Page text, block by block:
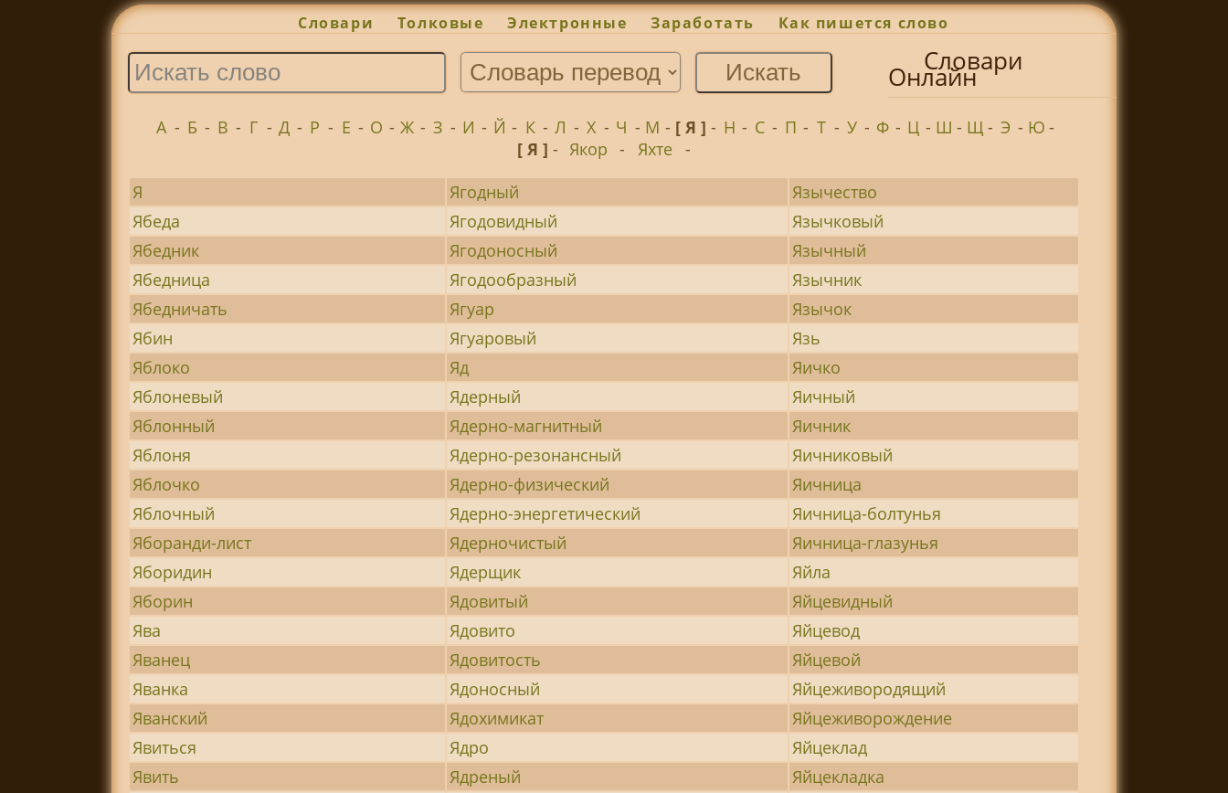
Словари Толковые Электронные Заработать Как пишется слово
Словари
Онлайн
А - Б - В - Г - Д - Р - Е - О - Ж - З - И - Й - К - Л - Х - Ч - М - [ Я ]- Н - С - П - Т - У - Ф - Ц - Ш - Щ- Э - Ю-
[ Я ]- Якор - Яхте
-
Я
Ягодный
Язычество
Ябеда
Ягодовидный
Язычковый
Ябедник
Ягодоносный
Язычный
Ябедница
Ягодообразный
Язычник
Ябедничать
Ягуар
Язычок
Ябин
Ягуаровый
Язь
Яблоко
Яд
Яичко
Яблоневый
Ядерный
Яичный
Яблонный
Ядерно-магнитный
Яичник
Яблоня
Ядерно-резонансный
Яичниковый
Яблочко
Ядерно-физический
Яичница
Яблочный
Ядерно-энергетический
Яичница-болтунья
Яборанди-лист
Ядерночистый
Яичница-глазунья
Яборидин
Ядерщик
Яйла
Яборин
Ядовитый
Яйцевидный
Ява
Ядовито
Яйцевод
Яванец
Ядовитость
Яйцевой
Яванка
Ядоносный
Яйцеживородящий
Яванский
Ядохимикат
Яйцеживорождение
Явиться
Ядро
Яйцеклад
Явить
Ядреный
Яйцекладка